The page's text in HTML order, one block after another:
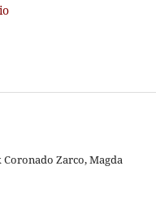
Zarco, Magda